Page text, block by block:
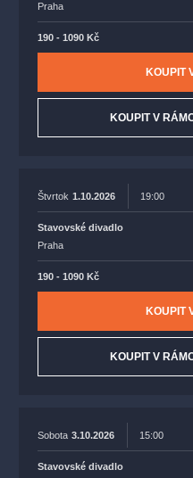
Praha
190 - 1090 Kč
KOUPIT
KOUPIT V
Štvrtok 1.10.2026 19:00
Stavovské divadlo
Praha
190 - 1090 Kč
KOUPIT
KOUPIT V
Sobota 3.10.2026 15:00
Stavovské divadlo